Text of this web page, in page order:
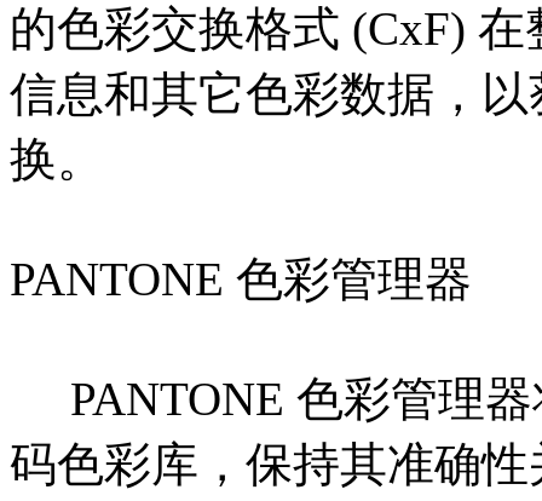
的色彩交换格式 (CxF)
信息和其它色彩数据，
换。
PANTONE 色彩管理器
PANTONE 色彩管理器
码色彩库，保持其准确